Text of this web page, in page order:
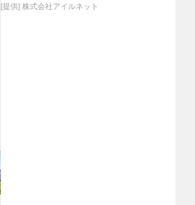
[提供] 株式会社アイルネット